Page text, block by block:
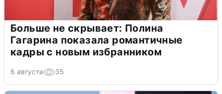
Больше не скрывает: Полина
Гагарина показала романтичные
кадры с новым избранником
6 августа 35